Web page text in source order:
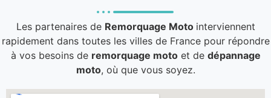
Les partenaires de Remorquage Moto interviennent
rapidement dans toutes les villes de France pour répondre
à vos besoins de remorquage motoet de dépannage
moto, où que vous soyez.